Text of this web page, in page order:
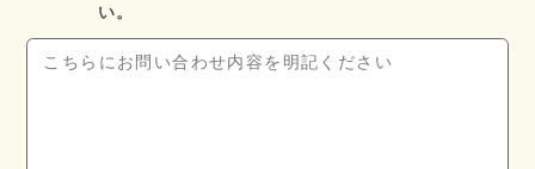
い。